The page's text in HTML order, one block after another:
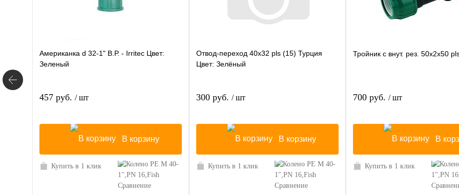
Американка d 32-1" В.Р. - Irritec Цвет:
Зеленый
457 руб. / шт
В корзину
Купить в 1 клик
Сравнение
Отвод-переход 40х32 pls (15) Турция
Цвет: Зелёный
300 руб. / шт
В корзину
Купить в 1 клик
Сравнение
Тройник с внут. рез. 50х2х50
700 руб. / шт
В
Купить в 1 клик